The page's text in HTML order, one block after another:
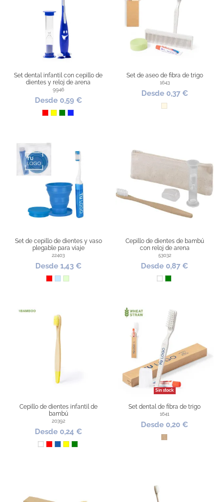
Set dental infantil con cepillo de
dientes y reloj de arena
9946
Desde 0,59 €
RojoAmarillo
VerdeAzul Royal
Set de aseo de fibra de trigo
1643
Desde 0,37 €
Natural
Set de cepillo de dientes y vaso
plegable para viaje
22403
Desde 1,43 €
RojoAzul Claro
Verde Claro
Cepillo de dientes de bambú
con reloj de arena
53032
Desde 0,87 €
Blanco
Verde
Cepillo de dientes infantil de
bambú
20392
Desde 0,24 €
Blanco
RojoAzulAmarillo
Verde
Sin stock
Set dental de fibra de trigo
1641
Desde 0,20 €
Kraft